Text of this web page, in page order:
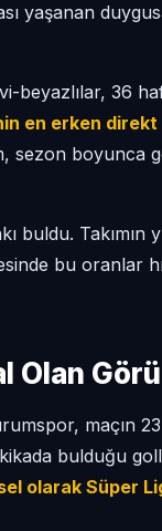
yaşanan
beyazlılar, 36
en erken
sezon boyunca
buldu. Takımın
bu oranlar
Olan
maçın
bulduğu
olarak Süper